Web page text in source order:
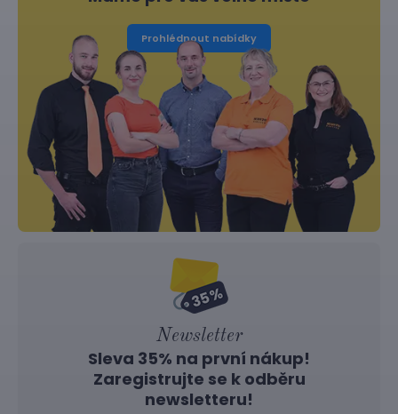
Prohlédnout nabídky
Newsletter
Sleva 35% na první nákup!
Zaregistrujte se k odběru
newsletteru!